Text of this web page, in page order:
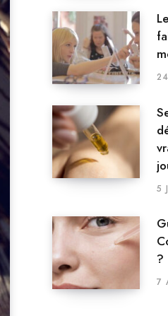
5
?
7